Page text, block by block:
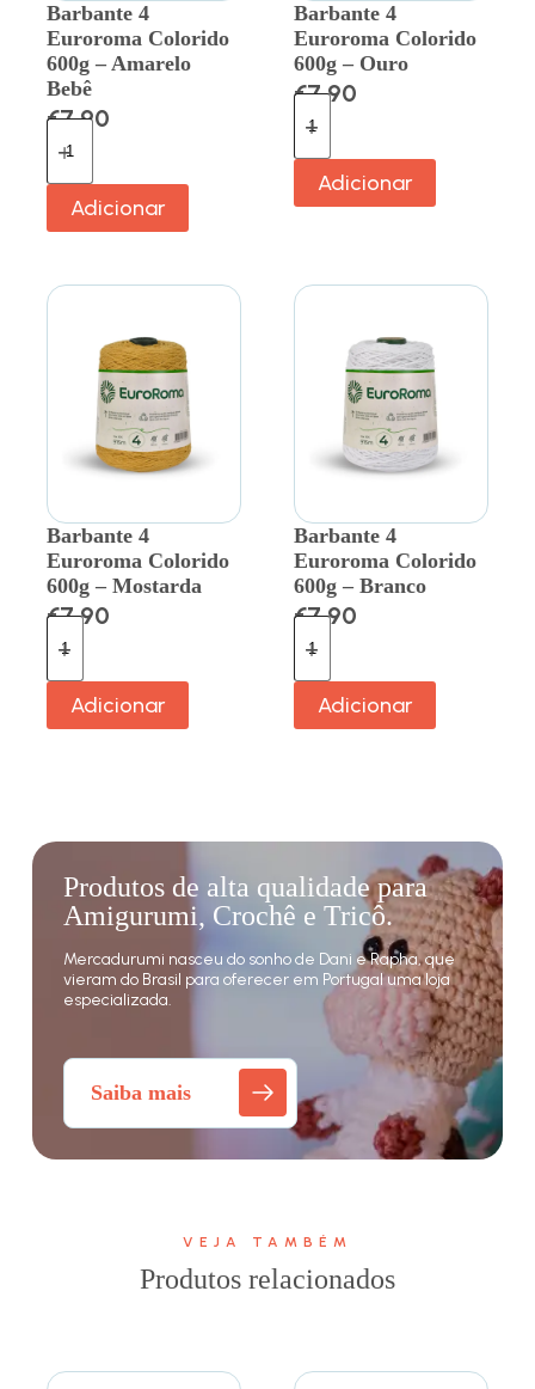
Barbante 4
Euroroma Colorido
600g – Amarelo
Bebê
€7.90
Adicionar
Barbante 4
Euroroma Colorido
600g – Ouro
€7.90
Adicionar
Barbante 4
Euroroma Colorido
600g – Mostarda
€7.90
Adicionar
Barbante 4
Euroroma Colorido
600g – Branco
€7.90
Adicionar
Produtos de alta qualidade para
Amigurumi, Crochê e Tricô.
Mercadurumi nasceu do sonho de Dani e Rapha, que
vieram do Brasil para oferecer em Portugal uma loja
especializada.
Saiba mais
VEJA TAMBÉM
Produtos relacionados